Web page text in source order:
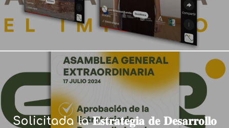
Solicitada la 𝐄𝐬𝐭𝐫𝐚𝐭𝐞𝐠𝐢𝐚 𝐝𝐞 𝐃𝐞𝐬𝐚𝐫𝐫𝐨𝐥𝐥𝐨